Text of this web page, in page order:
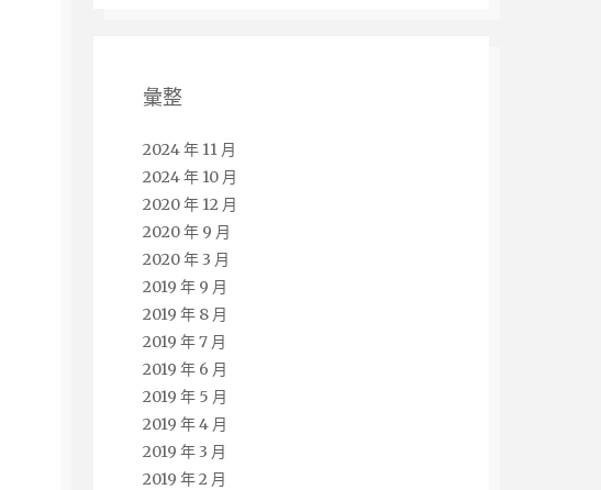
彙整
2024 年 11 月
2024 年 10 月
2020 年 12 月
2020 年 9 月
2020 年 3 月
2019 年 9 月
2019 年 8 月
2019 年 7 月
2019 年 6 月
2019 年 5 月
2019 年 4 月
2019 年 3 月
2019 年 2 月